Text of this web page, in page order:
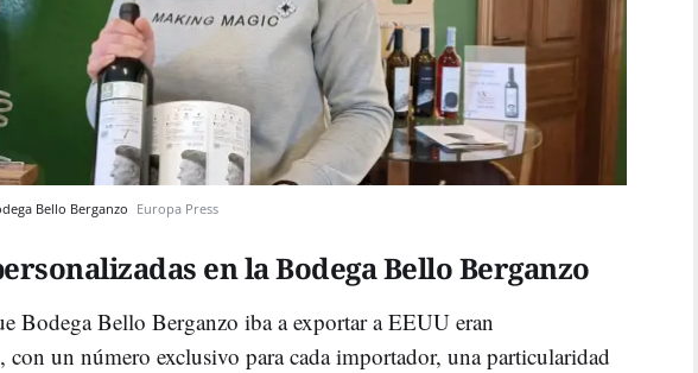
Bello Berganzo Europa Press
en la Bodega Bello Berganzo
Bodega Bello Berganzo iba a exportar a EEUU eran
con un número exclusivo para cada importador, una particularidad